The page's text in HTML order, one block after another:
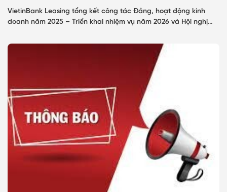
VietinBank Leasing tổng kết công tác Đảng, hoạt động kinh
doanh năm 2025 – Triển khai nhiệm vụ năm 2026 và Hội nghị